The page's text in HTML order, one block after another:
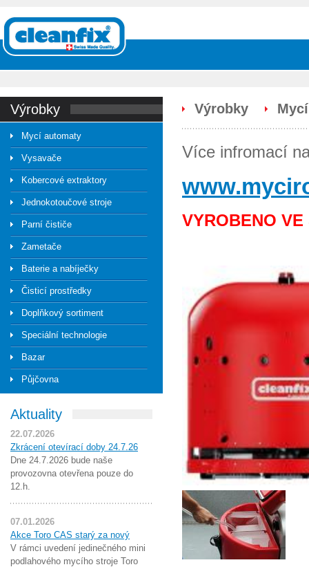
výrobky
Mycí automaty
Vysavače
Kobercové extraktory
Jednokotoučové stroje
Parní čističe
Zametače
Baterie a nabíječky
Čisticí prostředky
Doplňkový sortiment
Speciální technologie
Bazar
Půjčovna
Aktuality
22.07.2026
Zkrácení otevírací doby 24.7.26
Dne 24.7.2026 bude naše
provozovna otevřena pouze do
12.h.
07.01.2026
Akce Toro CAS starý za nový
V rámci uvedení jedinečného mini
podlahového mycího stroje Toro
Výrobky
Více infromací
VYROBENO